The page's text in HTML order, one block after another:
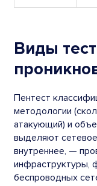
Виды
Пентест
методологии
атакующий) и
выделяют
внутреннее, —
инфраструктуры,
беспроводных